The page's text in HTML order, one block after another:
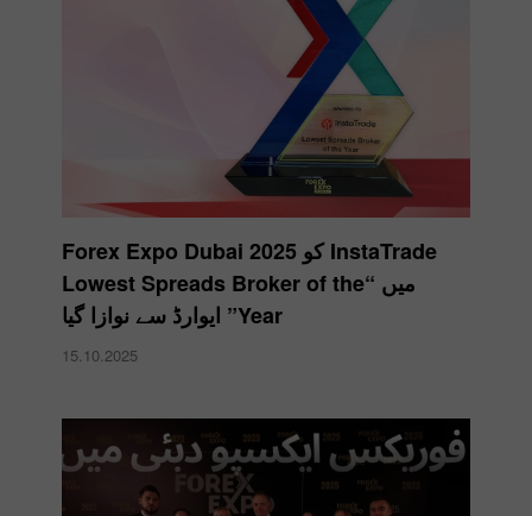
InstaTrade کو Forex Expo Dubai 2025
میں “Lowest Spreads Broker of the
Year” ایوارڈ سے نوازا گیا
15.10.2025